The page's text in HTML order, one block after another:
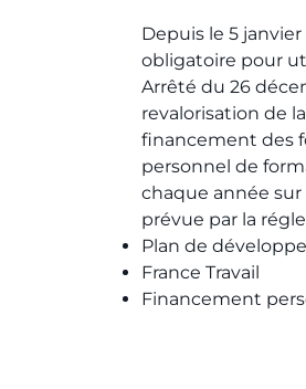
Depuis le 5
obligatoire pour
Arrêté du 26
revalorisation de
financement des
personnel de
chaque année sur
prévue par la
Plan de
France Travail​
Financement